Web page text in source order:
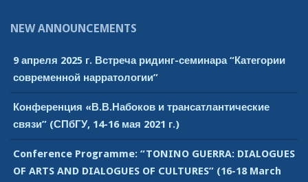
NEW ANNOUNCEMENTS
9 апреля 2025 г. Встреча ридинг-семинара “Категории
современной нарратологии”
Конференция «В.В.Набоков и трансатлантические
связи” (СПбГУ, 14-16 мая 2021 г.)
Conference Programme: “TONINO GUERRA: DIALOGUES
OF ARTS AND DIALOGUES OF CULTURES” (16-18 March